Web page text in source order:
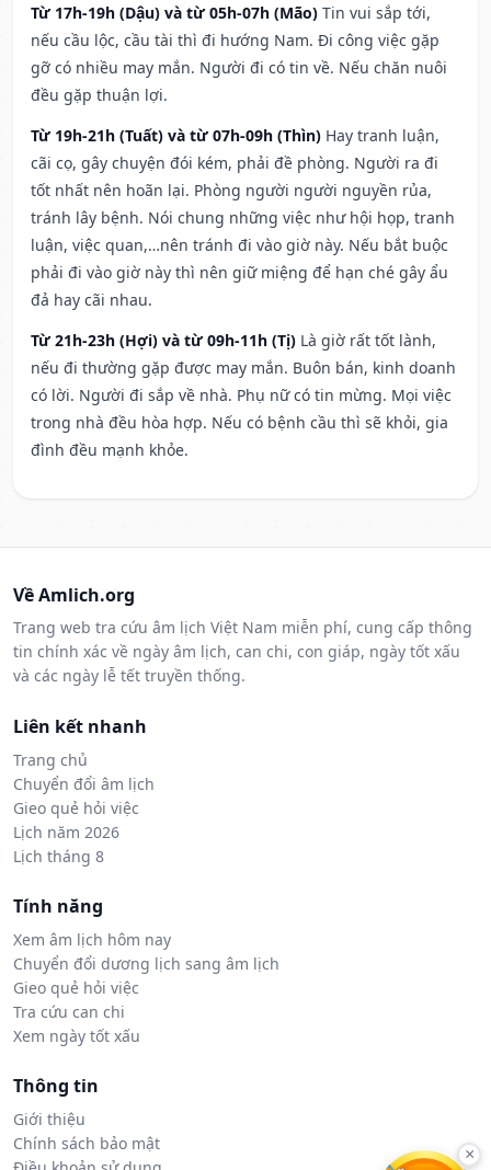
Từ 17h-19h (Dậu) và từ 05h-07h (Mão) Tin vui sắp tới,
nếu cầu lộc, cầu tài thì đi hướng Nam. Đi công việc gặp
gỡ có nhiều may mắn. Người đi có tin về. Nếu chăn nuôi
đều gặp thuận lợi.
Từ 19h-21h (Tuất) và từ 07h-09h (Thìn) Hay tranh luận,
cãi cọ, gây chuyện đói kém, phải đề phòng. Người ra đi
tốt nhất nên hoãn lại. Phòng người người nguyền rủa,
tránh lây bệnh. Nói chung những việc như hội họp, tranh
luận, việc quan,…nên tránh đi vào giờ này. Nếu bắt buộc
phải đi vào giờ này thì nên giữ miệng để hạn ché gây ẩu
đả hay cãi nhau.
Từ 21h-23h (Hợi) và từ 09h-11h (Tị) Là giờ rất tốt lành,
nếu đi thường gặp được may mắn. Buôn bán, kinh doanh
có lời. Người đi sắp về nhà. Phụ nữ có tin mừng. Mọi việc
trong nhà đều hòa hợp. Nếu có bệnh cầu thì sẽ khỏi, gia
đình đều mạnh khỏe.
Về Amlich.org
Trang web tra cứu âm lịch Việt Nam miễn phí, cung cấp thông
tin chính xác về ngày âm lịch, can chi, con giáp, ngày tốt xấu
và các ngày lễ tết truyền thống.
Liên kết nhanh
Trang chủ
Chuyển đổi âm lịch
Gieo quẻ hỏi việc
Lịch năm 2026
Lịch tháng 8
Tính năng
Xem âm lịch hôm nay
Chuyển đổi dương lịch sang âm lịch
Gieo quẻ hỏi việc
Tra cứu can chi
Xem ngày tốt xấu
Thông tin
Giới thiệu
Chính sách bảo mật
×